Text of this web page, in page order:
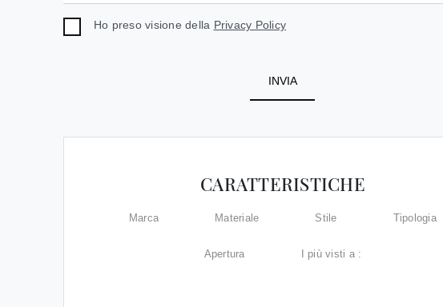
Ho preso visione della Privacy Policy
INVIA
CARATTERISTICHE
Marca Materiale Stile Tipologia
Apertura I più visti a :